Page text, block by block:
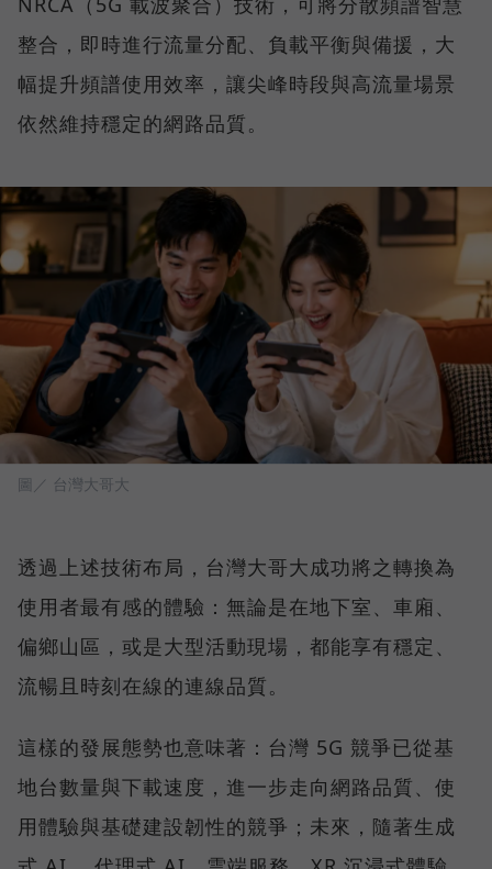
整合，即時進行流量分配、負載平衡與備援，大
幅提升頻譜使用效率，讓尖峰時段與高流量場景
依然維持穩定的網路品質。
圖／ 台灣大哥大
透過上述技術布局，台灣大哥大成功將之轉換為
使用者最有感的體驗：無論是在地下室、車廂、
偏鄉山區，或是大型活動現場，都能享有穩定、
流暢且時刻在線的連線品質。
這樣的發展態勢也意味著：台灣 5G 競爭已從基
地台數量與下載速度，進一步走向網路品質、使
用體驗與基礎建設韌性的競爭；未來，隨著生成